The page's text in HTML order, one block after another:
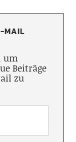
MAIL
um
Beiträge
zu